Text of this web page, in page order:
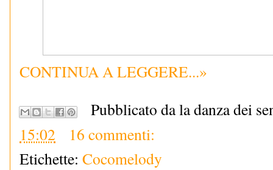
CONTINUA A LEGGERE...»
Pubblicato da la danza dei
15:02
16 commenti:
Etichette: Cocomelody